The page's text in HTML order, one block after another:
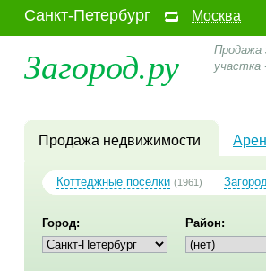
Санкт-Петербург Москва
Загород.ру
Продажа
участка
Продажа недвижимости
Коттеджные поселки (1961)
Город: Район: